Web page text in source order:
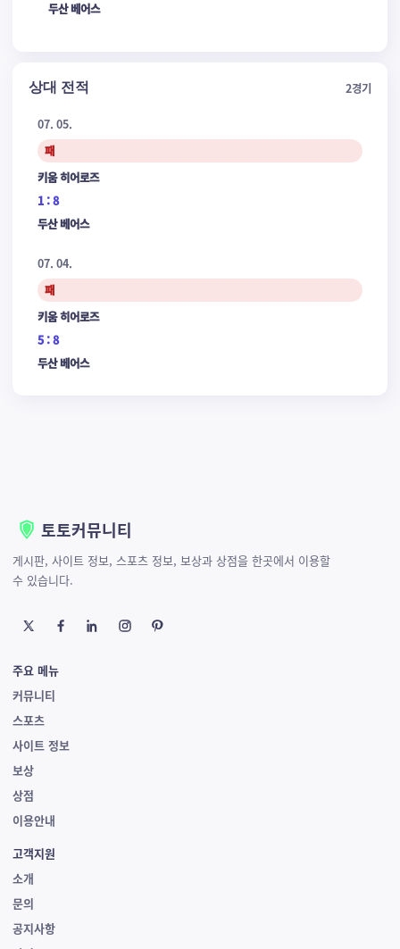
두산 베어스
상대 전적 2경기
07. 05.
패
키움 히어로즈
1 : 8
두산 베어스
07. 04.
패
키움 히어로즈
5 : 8
두산 베어스
토토커뮤니티
게시판, 사이트 정보, 스포츠 정보, 보상과 상점을 한곳에서 이용할
수 있습니다.
주요 메뉴
커뮤니티
스포츠
사이트 정보
보상
상점
이용안내
고객지원
소개
문의
공지사항